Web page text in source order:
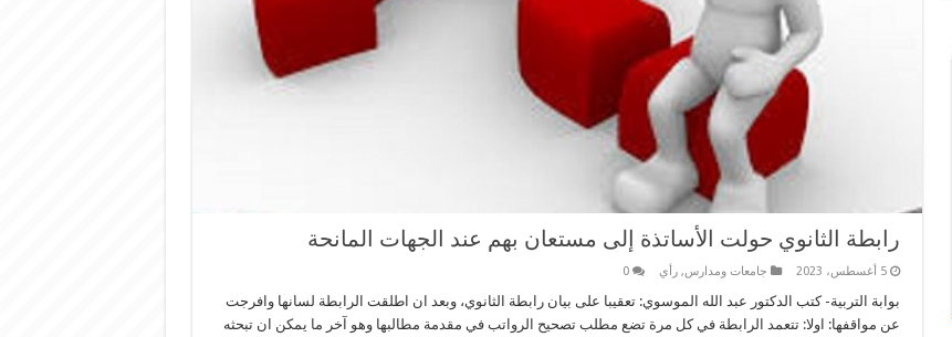
رابطة الثانوي حولت الأساتذة إلى مستعان بهم عند الجهات المانحة
5 أغسطس، 2023 جامعات ومدارس,رأي 0
بوابة التربية- كتب الدكتور عبد الله الموسوي: تعقيبا على بيان رابطة الثانوي، وبعد ان اطلقت الرابطة لسانها وافرجت
عن مواقفها: اولا: تتعمد الرابطة في كل مرة تضع مطلب تصحيح الرواتب في مقدمة مطالبها وهو آخر ما يمكن ان تبحثه